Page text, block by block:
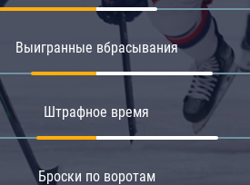
Выигранные вбрасывания
Штрафное время
Броски по воротам